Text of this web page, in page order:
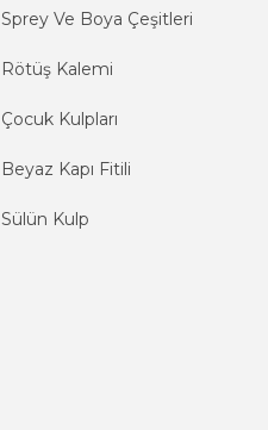
Sprey Ve Boya Çeşitleri
Rötüş Kalemi
Çocuk Kulpları
Beyaz Kapı Fitili
Sülün Kulp